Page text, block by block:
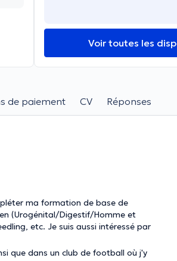
Voir toutes les
de paiement CV Réponses
ma formation de base de
(Urogénital/Digestif/Homme et
etc. Je suis aussi intéressé par
que dans un club de football où j'y